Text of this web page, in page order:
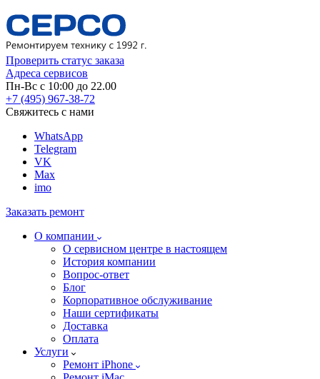
Проверить статус заказа
Адреса сервисов
Пн-Вс с 10:00 до 22.00
+7 (495) 967-38-72
Свяжитесь с нами
WhatsApp
Telegram
VK
Max
imo
Заказать ремонт
О компании
О сервисном центре в настоящем
История компании
Вопрос-ответ
Блог
Корпоративное обслуживание
Наши сертификаты
Доставка
Оплата
Услуги
Ремонт iPhone